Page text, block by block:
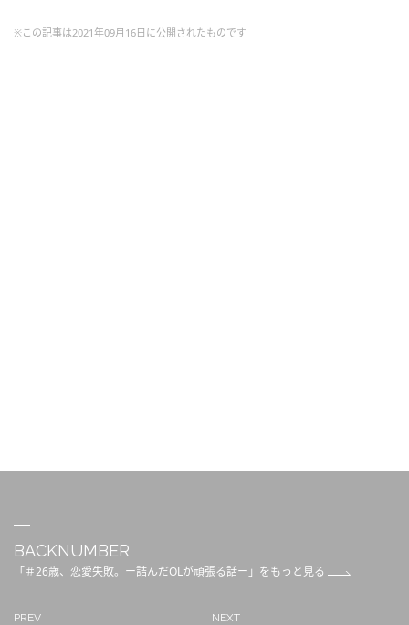
※この記事は2021年09月16日に公開されたものです
BACKNUMBER
「＃26歳、恋愛失敗。ー詰んだOLが頑張る話ー」をもっと見る
PREV NEXT